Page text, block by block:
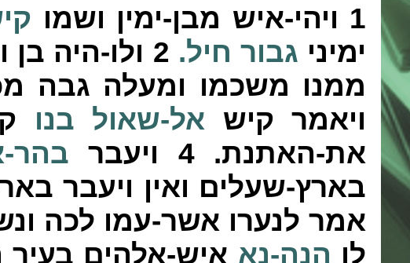
1 ויהי-איש מבן-ימין ושמו
ימיני גבור חיל. 2 ולו-היה בן
ממנו משכמו ומעלה גבה
ויאמר קיש אל-שאול בנו
את-האתנת.4 ויעבר בהר-
בארץ-שעלים ואין ויעבר
אמר לנערו אשר-עמו לכה
לו הנה-נא איש-אלהים